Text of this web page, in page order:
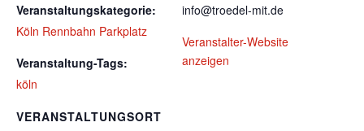
Veranstaltungskategorie:
Köln Rennbahn Parkplatz
Veranstaltung-Tags:
köln
VERANSTALTUNGSORT
info@troedel-mit.de
Veranstalter-Website
anzeigen